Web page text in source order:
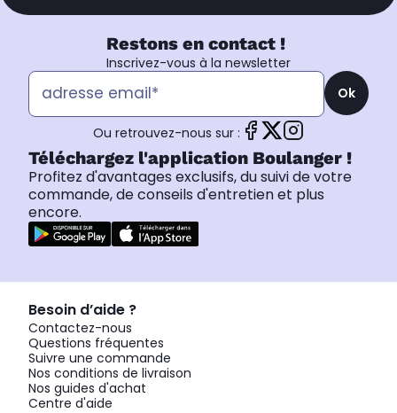
Restons en contact !
Inscrivez-vous à la newsletter
Ok
Ou retrouvez-nous sur :
Téléchargez l'application Boulanger !
Profitez d'avantages exclusifs, du suivi de votre
commande, de conseils d'entretien et plus
encore.
Besoin d’aide ?
Contactez-nous
Questions fréquentes
Suivre une commande
Nos conditions de livraison
Nos guides d'achat
Centre d'aide